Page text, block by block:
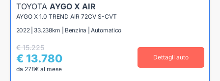
TOYOTA AYGO X AIR
AYGO X 1.0 TREND AIR 72CV S-CVT
2022 | 33.238km | Benzina | Automatico
€ 15.225
€ 13.780
da 278€ al mese
Dettagli auto